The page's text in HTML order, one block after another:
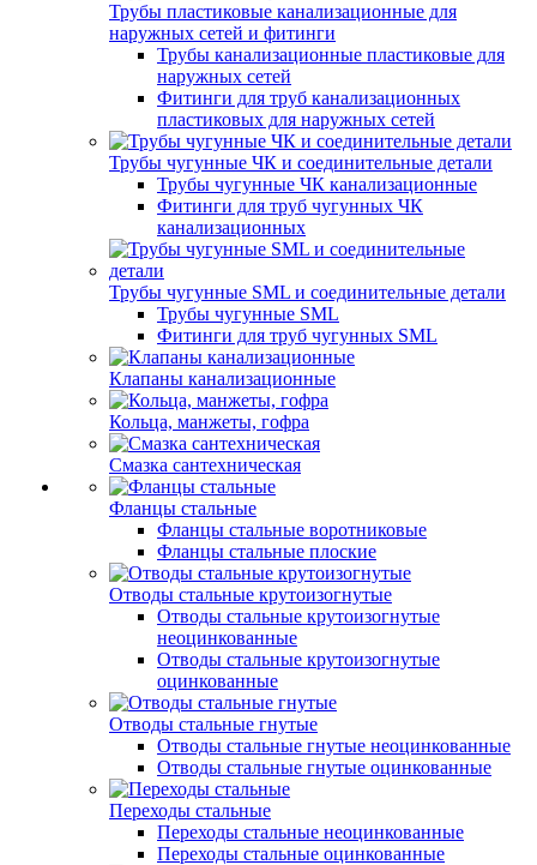
Трубы пластиковые канализационные для
наружных сетей и фитинги
Трубы канализационные пластиковые для
наружных сетей
Фитинги для труб канализационных
пластиковых для наружных сетей
Трубы чугунные ЧК и соединительные детали
Трубы чугунные ЧК канализационные
Фитинги для труб чугунных ЧК
канализационных
Трубы чугунные SML и соединительные детали
Трубы чугунные SML
Фитинги для труб чугунных SML
Клапаны канализационные
Кольца, манжеты, гофра
Смазка сантехническая
Фланцы стальные
Фланцы стальные воротниковые
Фланцы стальные плоские
Отводы стальные крутоизогнутые
Отводы стальные крутоизогнутые
неоцинкованные
Отводы стальные крутоизогнутые
оцинкованные
Отводы стальные гнутые
Отводы стальные гнутые неоцинкованные
Отводы стальные гнутые оцинкованные
Переходы стальные
Переходы стальные неоцинкованные
Переходы стальные оцинкованные